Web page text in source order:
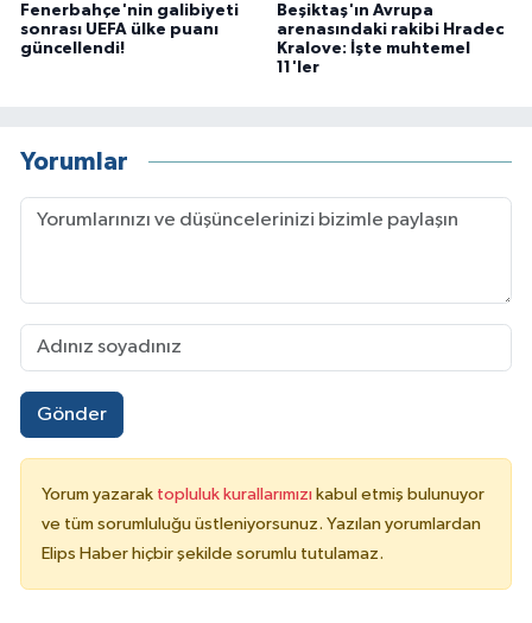
Fenerbahçe'nin galibiyeti
sonrası UEFA ülke puanı
güncellendi!
Beşiktaş'ın Avrupa
arenasındaki rakibi Hradec
Kralove: İşte muhtemel
11'ler
Yorumlar
Gönder
Yorum yazarak topluluk kurallarımızı kabul etmiş bulunuyor
ve tüm sorumluluğu üstleniyorsunuz. Yazılan yorumlardan
Elips Haber hiçbir şekilde sorumlu tutulamaz.